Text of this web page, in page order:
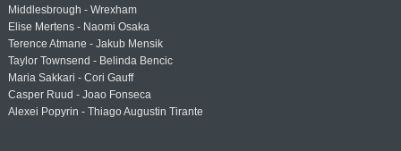
Middlesbrough - Wrexham
Elise Mertens - Naomi Osaka
Terence Atmane - Jakub Mensik
Taylor Townsend - Belinda Bencic
Maria Sakkari - Cori Gauff
Casper Ruud - Joao Fonseca
Alexei Popyrin - Thiago Augustin Tirante